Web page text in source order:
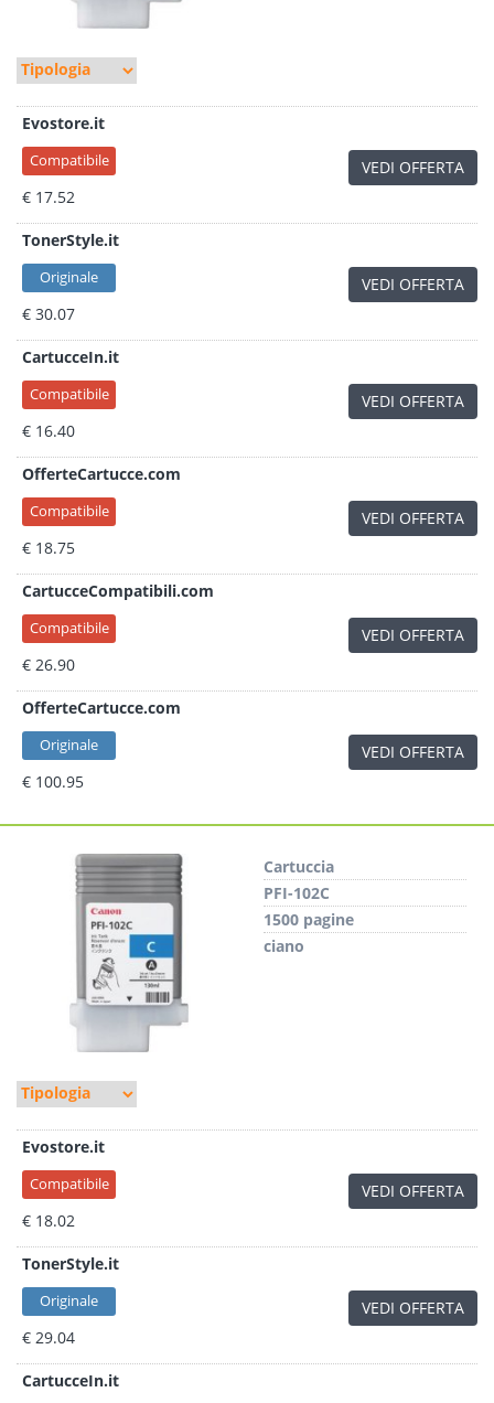
Evostore.it
Compatibile
€ 17.52
VEDI OFFERTA
TonerStyle.it
Originale
€ 30.07
VEDI OFFERTA
CartucceIn.it
Compatibile
€ 16.40
VEDI OFFERTA
OfferteCartucce.com
Compatibile
€ 18.75
VEDI OFFERTA
CartucceCompatibili.com
Compatibile
€ 26.90
VEDI OFFERTA
OfferteCartucce.com
Originale
€ 100.95
VEDI OFFERTA
Cartuccia
PFI-102C
1500 pagine
ciano
Evostore.it
Compatibile
€ 18.02
VEDI OFFERTA
TonerStyle.it
Originale
€ 29.04
VEDI OFFERTA
CartucceIn.it